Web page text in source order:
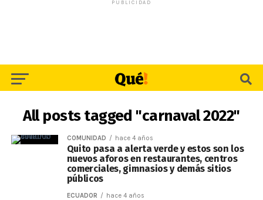
PUBLICIDAD
All posts tagged "carnaval 2022"
COMUNIDAD hace 4 años
Quito pasa a alerta verde y estos son los
nuevos aforos en restaurantes, centros
comerciales, gimnasios y demás sitios
públicos
ECUADOR hace 4 años